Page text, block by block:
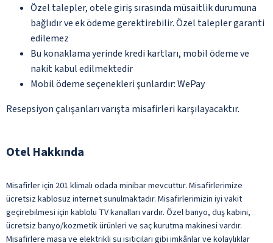
Özel talepler, otele giriş sırasında müsaitlik durumuna
bağlıdır ve ek ödeme gerektirebilir. Özel talepler garanti
edilemez
Bu konaklama yerinde kredi kartları, mobil ödeme ve
nakit kabul edilmektedir
Mobil ödeme seçenekleri şunlardır: WePay
Resepsiyon çalışanları varışta misafirleri karşılayacaktır.
Otel Hakkında
Misafirler için 201 klimalı odada minibar mevcuttur. Misafirlerimize
ücretsiz kablosuz internet sunulmaktadır. Misafirlerimizin iyi vakit
geçirebilmesi için kablolu TV kanalları vardır. Özel banyo, duş kabini,
ücretsiz banyo/kozmetik ürünleri ve saç kurutma makinesi vardır.
Misafirlere masa ve elektrikli su ısıtıcıları gibi imkânlar ve kolaylıklar